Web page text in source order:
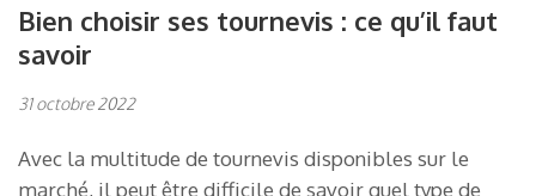
Bien choisir ses tournevis : ce qu’il faut
savoir
31 octobre 2022
Avec la multitude de tournevis disponibles sur le
marché, il peut être difficile de savoir quel type de